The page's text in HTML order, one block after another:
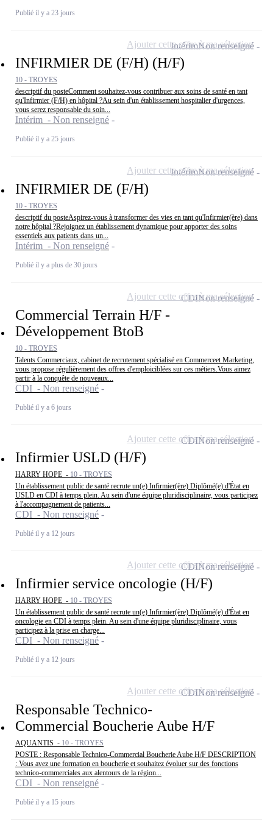
Publié il y a 23 jours
INFIRMIER DE (F/H) (H/F)
10 - TROYES
descriptif du posteComment souhaitez-vous contribuer aux soins de santé en tant
qu'Infirmier (F/H) en hôpital ?Au sein d'un établissement hospitalier d'urgences,
vous serez responsable du soin...
Intérim - Non renseigné
Publié il y a 25 jours
IntérimNon renseigné
Ajouter cette offre à ma sélection
INFIRMIER DE (F/H)
10 - TROYES
descriptif du posteAspirez-vous à transformer des vies en tant qu'Infirmier(ère) dans
notre hôpital ?Rejoignez un établissement dynamique pour apporter des soins
essentiels aux patients dans un...
Intérim - Non renseigné
Publié il y a plus de 30 jours
IntérimNon renseigné
Ajouter cette offre à ma sélection
Commercial Terrain H/F -
Développement BtoB
10 - TROYES
Talents Commerciaux, cabinet de recrutement spécialisé en Commerceet Marketing,
vous propose régulièrement des offres d'emploiciblées sur ces métiers.Vous aimez
partir à la conquête de nouveaux...
CDI - Non renseigné
Publié il y a 6 jours
CDINon renseigné
Ajouter cette offre à ma sélection
Infirmier USLD (H/F)
HARRY HOPE - 10 - TROYES
Un établissement public de santé recrute un(e) Infirmier(ère) Diplômé(e) d'État en
USLD en CDI à temps plein. Au sein d'une équipe pluridisciplinaire, vous participez
à l'accompagnement de patients...
CDI - Non renseigné
Publié il y a 12 jours
CDINon renseigné
Ajouter cette offre à ma sélection
Infirmier service oncologie (H/F)
HARRY HOPE - 10 - TROYES
Un établissement public de santé recrute un(e) Infirmier(ère) Diplômé(e) d'État en
oncologie en CDI à temps plein. Au sein d'une équipe pluridisciplinaire, vous
participez à la prise en charge...
CDI - Non renseigné
Publié il y a 12 jours
CDINon renseigné
Ajouter cette offre à ma sélection
Responsable Technico-
Commercial Boucherie Aube H/F
AQUANTIS - 10 - TROYES
POSTE : Responsable Technico-Commercial Boucherie Aube H/F DESCRIPTION
: Vous avez une formation en boucherie et souhaitez évoluer sur des fonctions
technico-commerciales aux alentours de la région...
CDI - Non renseigné
Publié il y a 15 jours
CDINon renseigné
Ajouter cette offre à ma sélection